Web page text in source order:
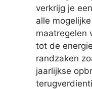
verkrijg je
alle
maatregelen
tot de
randzaken
jaarlijkse